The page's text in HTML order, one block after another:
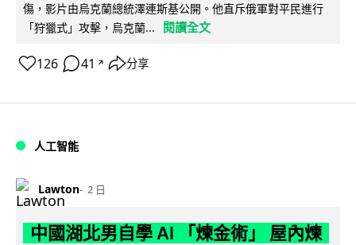
傷，影片由烏克蘭總統澤連斯基公開。他直斥俄軍對平民進行
「狩獵式」攻擊，烏克蘭...
閱讀全文
126 41 ↗ 分享
人工智能
Lawton 2 日
中國湖北男自學 AI 「煉金術」 屋內煉